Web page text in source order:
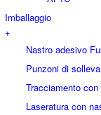
Imballaggio
+
Nastro adesivo
Punzoni di
Tracciamento
Laseratura con